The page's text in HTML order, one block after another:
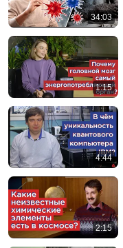
34:03
1:15
4:44
2:15